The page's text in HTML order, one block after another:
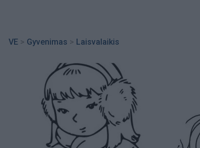
VE > Gyvenimas > Laisvalaikis